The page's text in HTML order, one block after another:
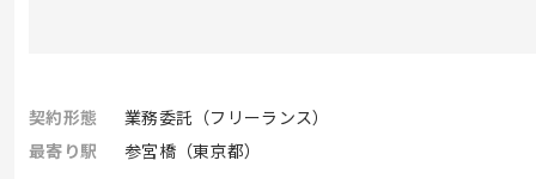
契約形態
業務委託（フリーランス）
最寄り駅
参宮橋（東京都）